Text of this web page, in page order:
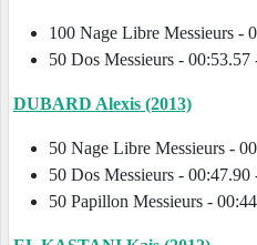
100 Nage Libre Messieurs -
50 Dos Messieurs - 00:53.57
DUBARD Alexis (2013)
50 Nage Libre Messieurs -
50 Dos Messieurs -
50 Papillon